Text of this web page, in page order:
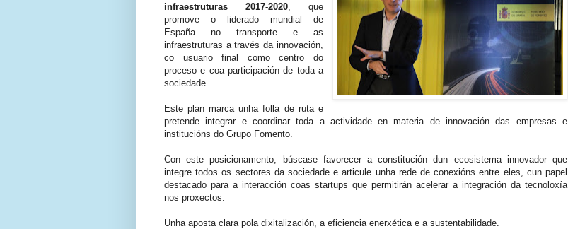
infraestruturas 2017-2020, que
promove o liderado mundial de
España no transporte e as
infraestruturas a través da innovación,
co usuario final como centro do
proceso e coa participación de toda a
sociedade.
Este plan marca unha folla de ruta e
pretende integrar e coordinar toda a actividade en materia de innovación das empresas e
institucións do Grupo Fomento.
Con este posicionamento, búscase favorecer a constitución dun ecosistema innovador que
integre todos os sectores da sociedade e articule unha rede de conexións entre eles, cun papel
destacado para a interacción coas startups que permitirán acelerar a integración da tecnoloxía
nos proxectos.
Unha aposta clara pola dixitalización, a eficiencia enerxética e a sustentabilidade.